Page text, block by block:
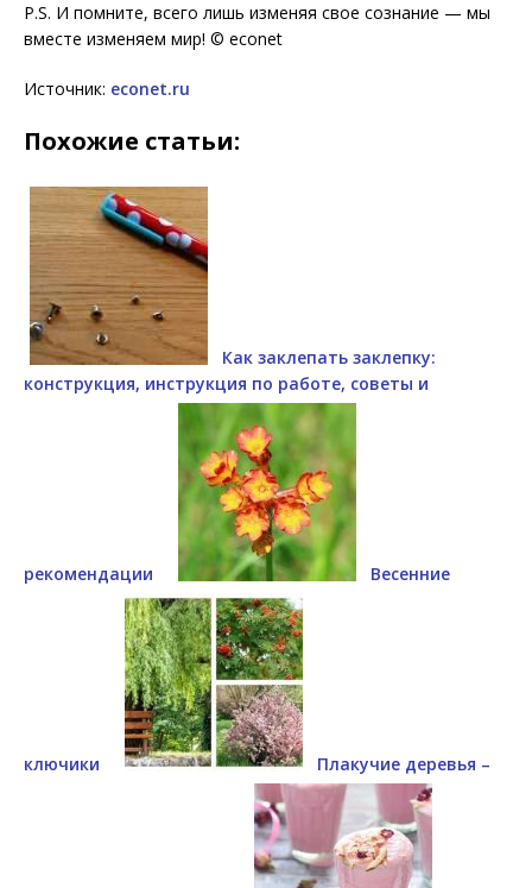
P.S. И помните, всего лишь изменяя свое сознание — мы
вместе изменяем мир! © econet
Источник: econet.ru
Похожие статьи:
Как заклепать заклепку:
конструкция, инструкция по работе, советы и
рекомендации Весенние
ключики Плакучие деревья –